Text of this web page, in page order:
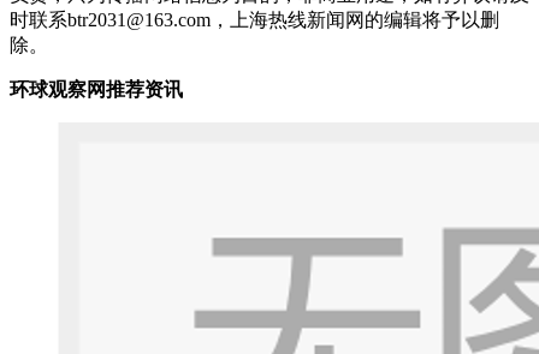
时联系btr2031@163.com，上海热线新闻网的编辑将予以删
除。
环球观察网推荐资讯